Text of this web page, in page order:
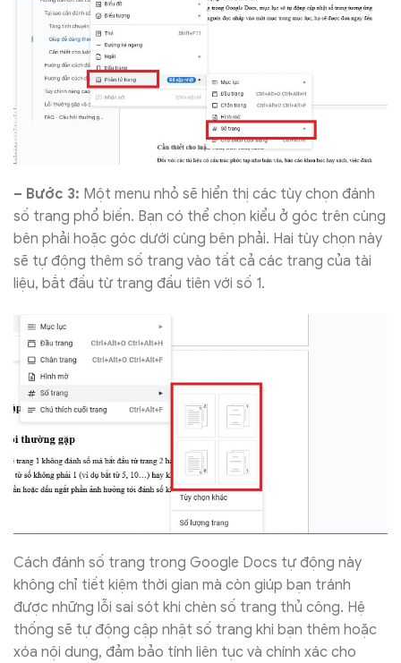
– Bước 3: Một menu nhỏ sẽ hiển thị các tùy chọn đánh
số trang phổ biến. Bạn có thể chọn kiểu ở góc trên cùng
bên phải hoặc góc dưới cùng bên phải. Hai tùy chọn này
sẽ tự động thêm số trang vào tất cả các trang của tài
liệu, bắt đầu từ trang đầu tiên với số 1.
Cách đánh số trang trong Google Docs tự động này
không chỉ tiết kiệm thời gian mà còn giúp bạn tránh
được những lỗi sai sót khi chèn số trang thủ công. Hệ
thống sẽ tự động cập nhật số trang khi bạn thêm hoặc
xóa nội dung, đảm bảo tính liên tục và chính xác cho